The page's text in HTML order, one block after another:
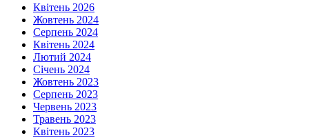
Квітень 2026
Жовтень 2024
Серпень 2024
Квітень 2024
Лютий 2024
Січень 2024
Жовтень 2023
Серпень 2023
Червень 2023
Травень 2023
Квітень 2023